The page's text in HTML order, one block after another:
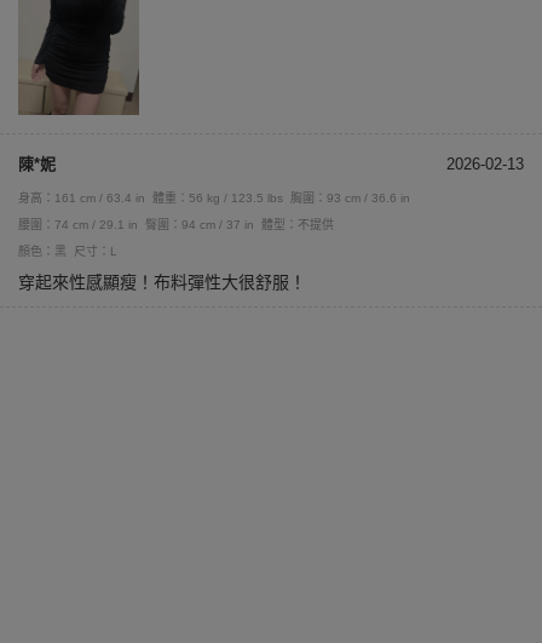
陳*妮 2026-02-13
身高：161 cm / 63.4 in 體重：56 kg / 123.5 lbs
胸圍：93 cm / 36.6 in
腰圍：74 cm / 29.1 in
臀圍：94 cm / 37 in
體型：不提供
顏色：黑
尺寸：L
穿起來性感顯瘦！布料彈性大很舒服！